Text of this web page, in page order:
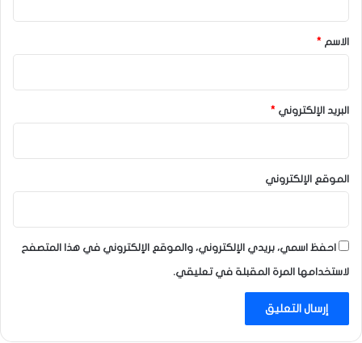
*
الاسم *
البريد الإلكتروني *
الموقع الإلكتروني
احفظ اسمي، بريدي الإلكتروني، والموقع الإلكتروني في هذا المتصفح
لاستخدامها المرة المقبلة في تعليقي.